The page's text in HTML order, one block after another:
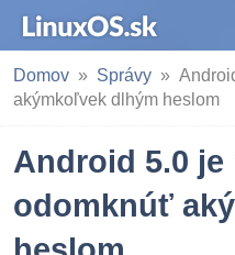
Domov Správy
akýmkoľvek dlhým heslom
Android 5.0 je
odomknúť